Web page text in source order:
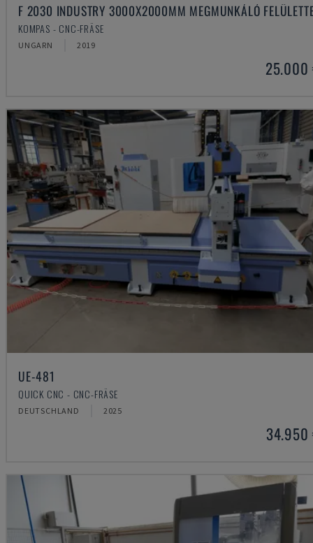
F 2030 INDUSTRY 3000X2000MM MEGMUNKÁLÓ
KOMPAS - CNC-FRÄSE
UNGARN 2019
25.000
UE-481
QUICK CNC - CNC-FRÄSE
DEUTSCHLAND 2025
34.950